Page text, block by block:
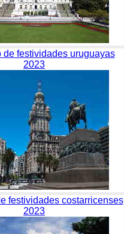
de festividades uruguayas
2023
festividades costarricenses
2023